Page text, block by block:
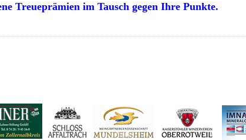
Treueprämien im Tausch gegen Ihre Punkte.